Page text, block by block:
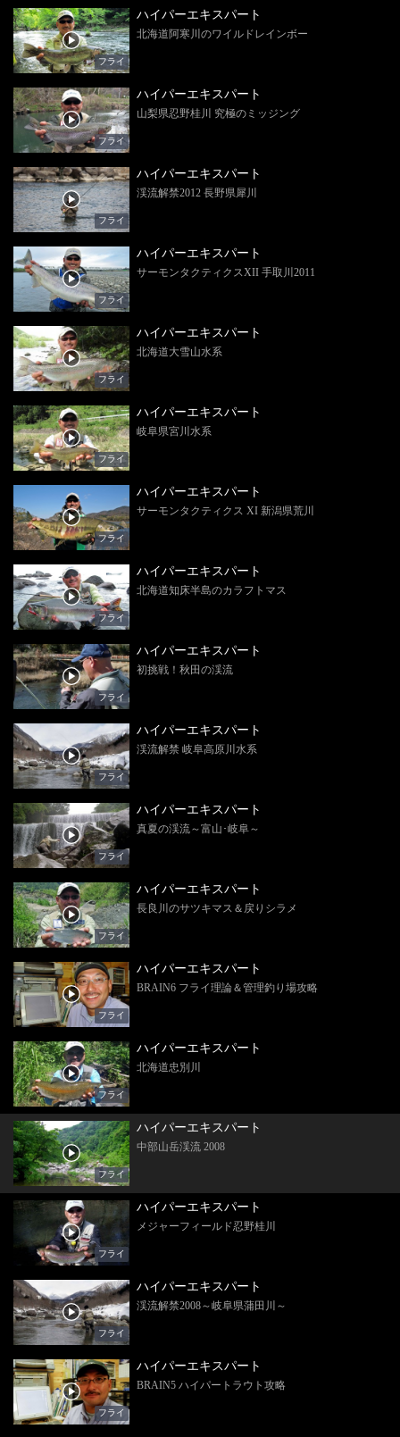
フライ
ハイパーエキスパート
北海道阿寒川のワイルドレインボー
フライ
ハイパーエキスパート
山梨県忍野桂川 究極のミッジング
フライ
ハイパーエキスパート
渓流解禁2012 長野県犀川
フライ
ハイパーエキスパート
サーモンタクティクスXII 手取川2011
フライ
ハイパーエキスパート
北海道大雪山水系
フライ
ハイパーエキスパート
岐阜県宮川水系
フライ
ハイパーエキスパート
サーモンタクティクス XI 新潟県荒川
フライ
ハイパーエキスパート
北海道知床半島のカラフトマス
フライ
ハイパーエキスパート
初挑戦！秋田の渓流
フライ
ハイパーエキスパート
渓流解禁 岐阜高原川水系
フライ
ハイパーエキスパート
真夏の渓流～富山･岐阜～
フライ
ハイパーエキスパート
長良川のサツキマス＆戻りシラメ
フライ
ハイパーエキスパート
BRAIN6 フライ理論＆管理釣り場攻略
フライ
ハイパーエキスパート
北海道忠別川
フライ
ハイパーエキスパート
中部山岳渓流 2008
フライ
ハイパーエキスパート
メジャーフィールド忍野桂川
フライ
ハイパーエキスパート
渓流解禁2008～岐阜県蒲田川～
フライ
ハイパーエキスパート
BRAIN5 ハイパートラウト攻略